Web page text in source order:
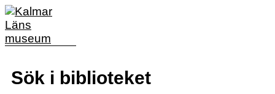
Sök i biblioteket